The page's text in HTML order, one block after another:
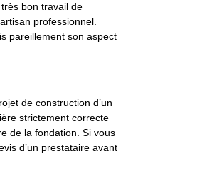
bon travail de
professionnel.
pareillement son aspect
de construction d’un
strictement correcte
de la fondation. Si vous
d’un prestataire avant